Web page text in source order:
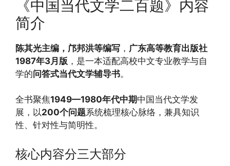
《中国当代文学二百题》内容
简介
陈其光主编，邝邦洪等编写 ， 广东高等教育出版社
1987年3月版 ，是一本适配高校中文专业教学与自
学的问答式当代文学辅导书。
全书聚焦1949—1980年代中期中国当代文学发
展，以200个问题系统梳理核心脉络，兼具知识
性、针对性与简明性。
核心内容分三大部分